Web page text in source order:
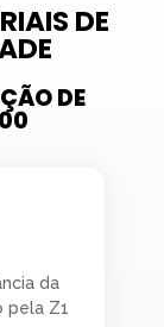
DE
DE
da
pela Z1